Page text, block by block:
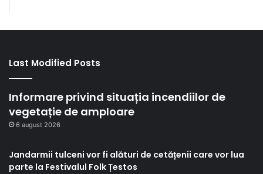
Last Modified Posts
Informare privind situația incendiilor de
vegetație de amploare
6 august 2026
Jandarmii tulceni vor fi alături de cetățenii care vor lua
parte la Festivalul Folk Țestos